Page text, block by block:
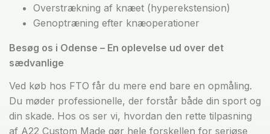
Overstrækning af knæet (hyperekstension)
Genoptræning efter knæoperationer
Besøg os i Odense – En oplevelse ud over det
sædvanlige
Ved køb hos FTO får du mere end bare en opmåling.
Du møder professionelle, der forstår både din sport og
din skade. Hos os ser vi, hvordan den rette tilpasning
af A22 Custom Made gør hele forskellen for seriøse